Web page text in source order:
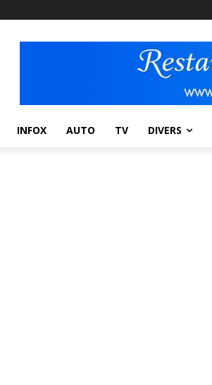
INFOX AUTO TV DIVERS